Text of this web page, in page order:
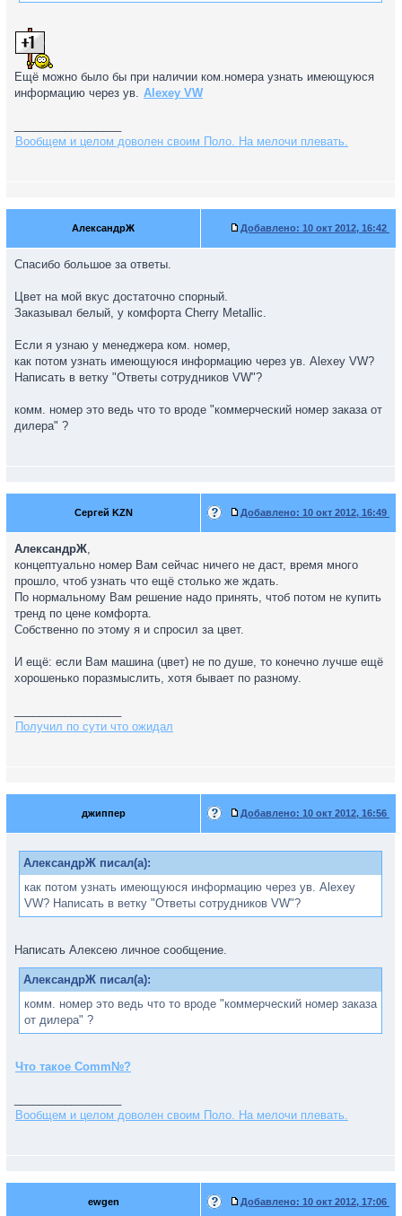
Ещё можно было бы при наличии ком.номера узнать имеющуюся
информацию через ув. Alexey VW
Вообщем и целом доволен своим Поло. На мелочи плевать.
АлександрЖ Добавлено: 10 окт 2012, 16:42
Спасибо большое за ответы.
Цвет на мой вкус достаточно спорный.
Заказывал белый, у комфорта Cherry Metallic.
Если я узнаю у менеджера ком. номер,
как потом узнать имеющуюся информацию через ув. Alexey VW?
Написать в ветку "Ответы сотрудников VW"?
комм. номер это ведь что то вроде "коммерческий номер заказа от
дилера" ?
Сергей KZN Добавлено: 10 окт 2012, 16:49
АлександрЖ,
концептуально номер Вам сейчас ничего не даст, время много
прошло, чтоб узнать что ещё столько же ждать.
По нормальному Вам решение надо принять, чтоб потом не купить
тренд по цене комфорта.
Собственно по этому я и спросил за цвет.
И ещё: если Вам машина (цвет) не по душе, то конечно лучше ещё
хорошенько поразмыслить, хотя бывает по разному.
Получил по сути что ожидал
джиппер Добавлено: 10 окт 2012, 16:56
АлександрЖ писал(а):
как потом узнать имеющуюся информацию через ув. Alexey
VW? Написать в ветку "Ответы сотрудников VW"?
Написать Алексею личное сообщение.
АлександрЖ писал(а):
комм. номер это ведь что то вроде "коммерческий номер заказа
от дилера" ?
Что такое Comm№?
Вообщем и целом доволен своим Поло. На мелочи плевать.
ewgen Добавлено: 10 окт 2012, 17:06